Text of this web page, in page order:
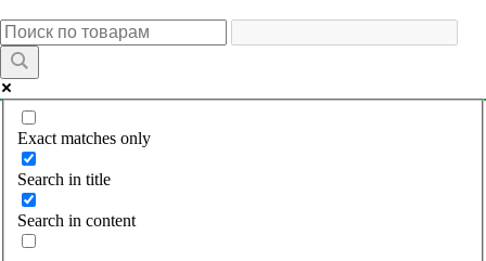
Exact matches only
Search in title
Search in content